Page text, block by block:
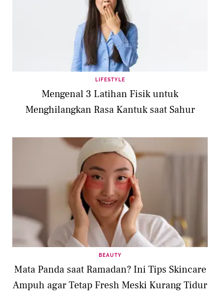
LIFESTYLE
Mengenal 3 Latihan Fisik untuk
Menghilangkan Rasa Kantuk saat Sahur
BEAUTY
Mata Panda saat Ramadan? Ini Tips Skincare
Ampuh agar Tetap Fresh Meski Kurang Tidur